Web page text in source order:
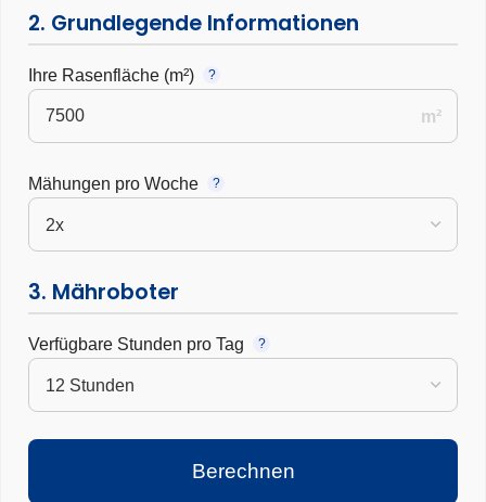
2. Grundlegende Informationen
Ihre Rasenfläche (m²) ?
m²
Mähungen pro Woche ?
3. Mähroboter
Verfügbare Stunden pro Tag ?
Berechnen